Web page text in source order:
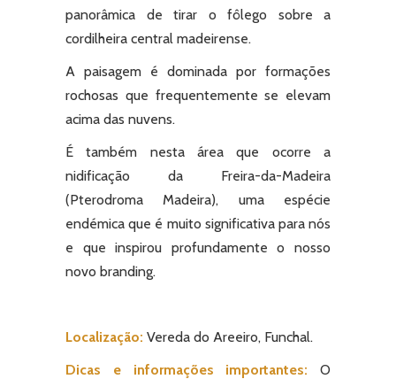
panorâmica de tirar o fôlego sobre a
cordilheira central madeirense.
A paisagem é dominada por formações
rochosas que frequentemente se elevam
acima das nuvens.
É também nesta área que ocorre a
nidificação da Freira-da-Madeira
(Pterodroma Madeira), uma espécie
endémica que é muito significativa para nós
e que inspirou profundamente o nosso
novo branding.
Localização: Vereda do Areeiro, Funchal.
Dicas e informações importantes: O